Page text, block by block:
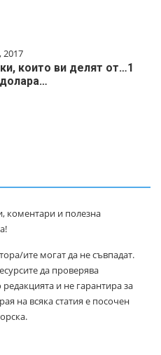
2017
които ви делят от…1
коментари и полезна
ите могат да не съвпадат.
да проверява
и не гарантира за
на всяка статия е посочен